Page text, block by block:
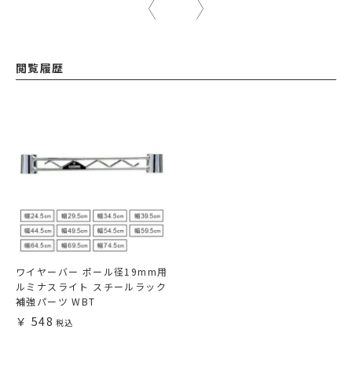
閲覧履歴
ワイヤーバー ポール径19mm用
ルミナスライト スチールラック
補強パーツ WBT
548